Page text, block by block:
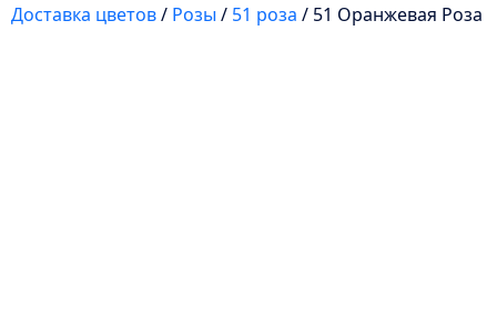
Доставка цветов/ Розы / 51 роза / 51 Оранжевая Роза